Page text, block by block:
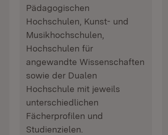
Pädagogischen
Hochschulen, Kunst- und
Musikhochschulen,
Hochschulen für
angewandte Wissenschaften
sowie der Dualen
Hochschule mit jeweils
unterschiedlichen
Fächerprofilen und
Studienzielen.